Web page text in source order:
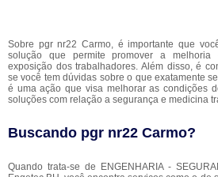
Sobre pgr nr22 Carmo, é importante que
solução que permite promover a melhoria
exposição dos trabalhadores. Além disso, é
se você tem dúvidas sobre o que exatamente
é uma ação que visa melhorar as condições
soluções com relação a segurança e medicina
Buscando pgr nr22 Carmo?
Quando trata-se de ENGENHARIA -